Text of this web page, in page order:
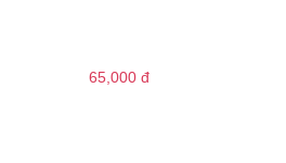
65,000 đ